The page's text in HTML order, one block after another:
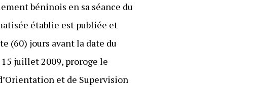
béninois en sa séance du
établie est publiée et
(60) jours avant la date du
juillet 2009, proroge le
et de Supervision